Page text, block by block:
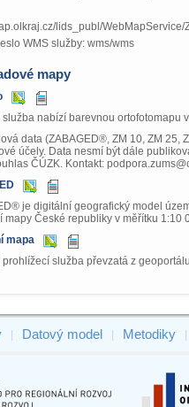
lids_publ/WebMapService/
WMS služby: wms/wms
mapy
služba nabízí barevnou ortofotomapu
data (ZABAGED®, ZM 10, ZM 25,
účely. Data nesmí být dále
ČÚZK. Kontakt:
je digitální geografický model
mapy České republiky v měřítku 1:10
mapa
prohlížecí služba převzatá z
Datový model Metodiky